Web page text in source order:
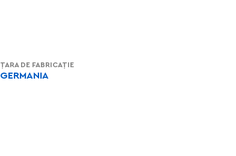
ȚARA DE FABRICAȚIE
GERMANIA